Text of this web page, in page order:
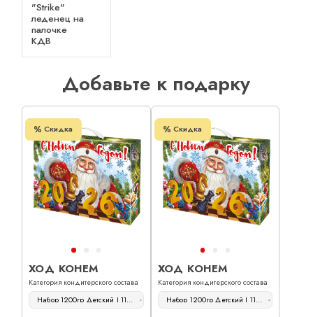
"Strike"
леденец на
палочке
КДВ
Добавьте к подарку
Скидка
ХОД КОНЕМ
Категория кондитерского состава
Набор 1200гр Детский | 1118 руб
Скидка
ХОД КОНЕМ
Категория кондитерского состава
Набор 1200гр Детский | 1118 руб